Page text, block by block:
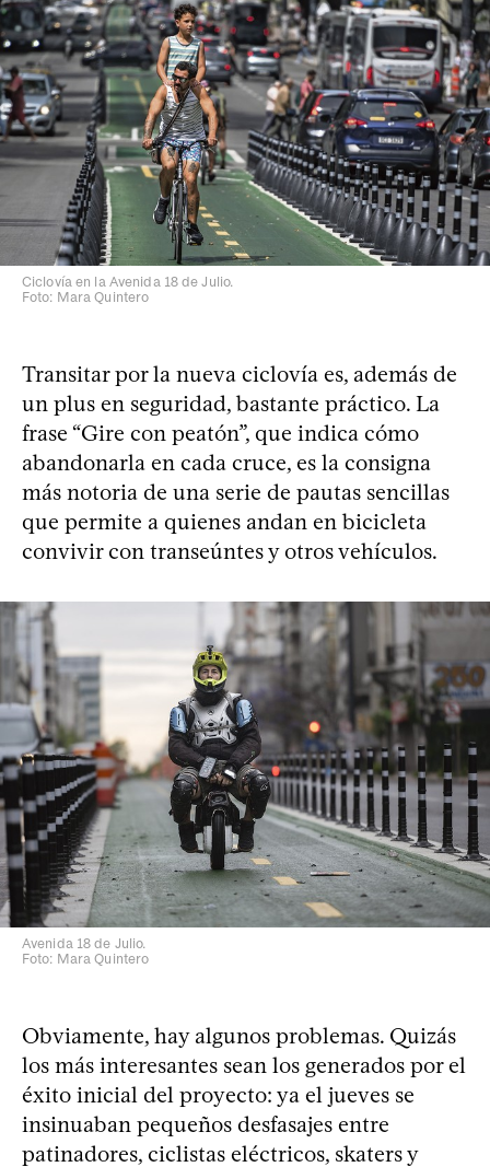
Ciclovía en la Avenida 18 de Julio.
Foto: Mara Quintero
Transitar por la nueva ciclovía es, además de
un plus en seguridad, bastante práctico. La
frase “Gire con peatón”, que indica cómo
abandonarla en cada cruce, es la consigna
más notoria de una serie de pautas sencillas
que permite a quienes andan en bicicleta
convivir con transeúntes y otros vehículos.
Avenida 18 de Julio.
Foto: Mara Quintero
Obviamente, hay algunos problemas. Quizás
los más interesantes sean los generados por el
éxito inicial del proyecto: ya el jueves se
insinuaban pequeños desfasajes entre
patinadores, ciclistas eléctricos, skaters y